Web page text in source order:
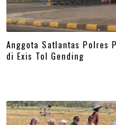
Anggota Satlantas Polres
di Exis Tol Gending